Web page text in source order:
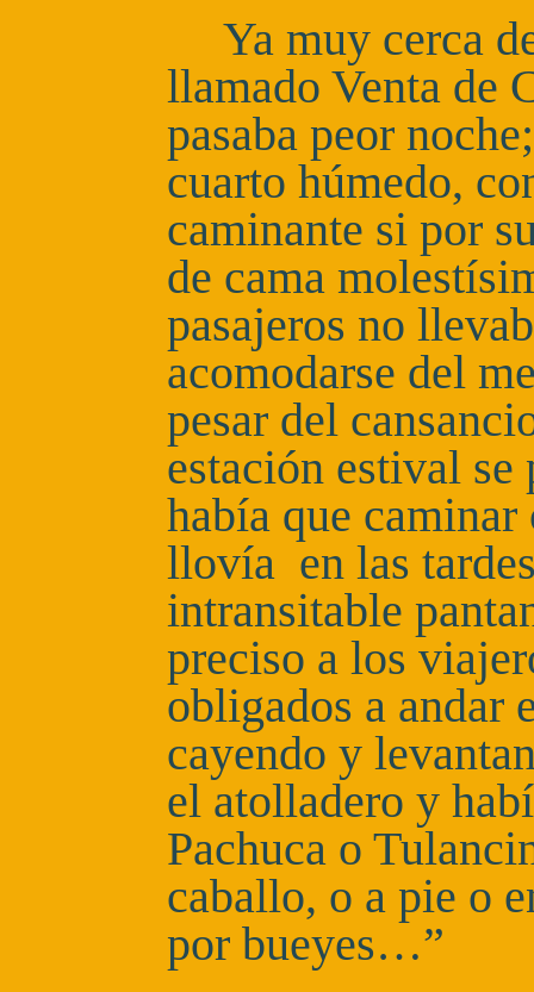
Ya muy cerca
llamado Venta de
pasaba peor
cuarto húmedo,
caminante si por
de cama
pasajeros no
acomodarse del
pesar del
estación estival
había que
llovía en las
intransitable
preciso a los
obligados a andar
cayendo y
el atolladero y
Pachuca o
caballo, o a pie o
por bueyes…”